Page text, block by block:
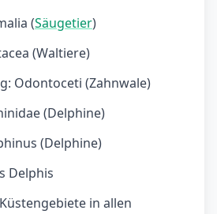
(Säugetier)
(Waltiere)
Odontoceti (Zahnwale)
(Delphine)
(Delphine)
Delphis
in allen